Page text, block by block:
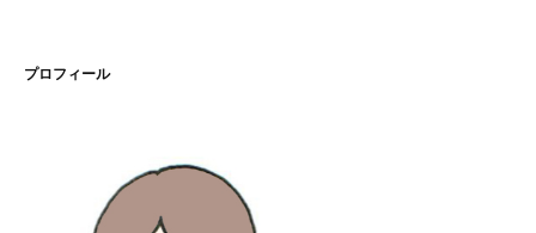
プロフィール